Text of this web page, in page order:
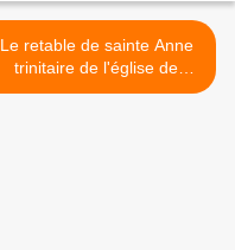
Le retable de sainte Anne
trinitaire de l'église de
Lampaul-Guimiliau. >